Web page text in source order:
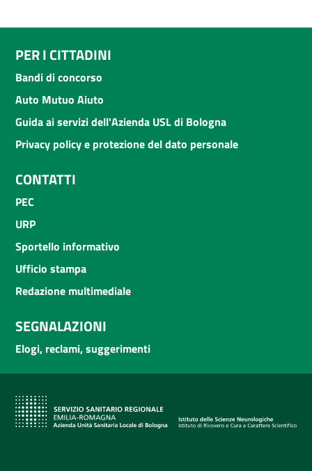
PER I CITTADINI
Bandi di concorso
Auto Mutuo Aiuto
Guida ai servizi dell'Azienda USL di Bologna
Privacy policy e protezione del dato personale
CONTATTI
PEC
URP
Sportello informativo
Ufficio stampa
Redazione multimediale
SEGNALAZIONI
Elogi, reclami, suggerimenti